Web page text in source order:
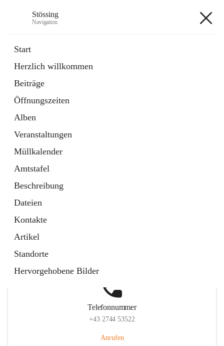
Stössing
Navigation
Start
Herzlich willkommen
Beiträge
Öffnungszeiten
Alben
Veranstaltungen
Müllkalender
Amtstafel
Beschreibung
Dateien
Kontakte
Artikel
Standorte
Hervorgehobene Bilder
Datei
in
Tab
Kindergarten
öffnet
in
neuem
Tab
Telefonnummer
+43 2744 53522
Anrufen